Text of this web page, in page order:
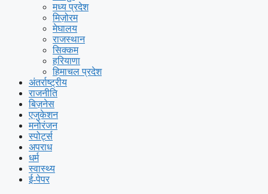
मध्य प्रदेश
मिज़ोरम
मेघालय
राजस्थान
सिक्कम
हरियाणा
हिमाचल प्रदेश
अंतर्राष्ट्रीय
राजनीति
बिज़नेस
एजुकेशन
मनोरंजन
स्पोर्ट्स
अपराध
धर्म
स्वास्थ्य
ई-पेपर